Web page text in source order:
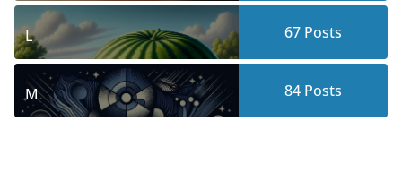
L 67Posts
M 84Posts